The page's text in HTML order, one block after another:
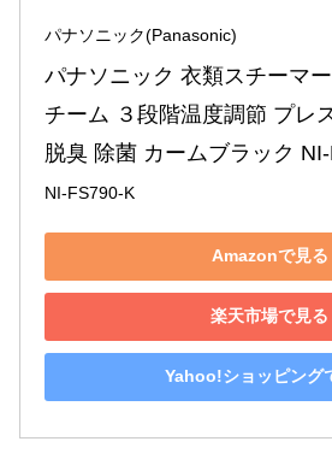
パナソニック(Panasonic)
パナソニック 衣類スチーマ
チーム ３段階温度調節 プレ
脱臭 除菌 カームブラック
NI-FS790-K
Amazonで見る
楽天市場で見る
Yahoo!ショッピング